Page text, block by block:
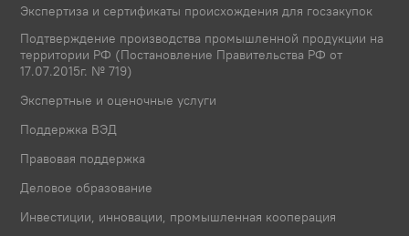
Экспертиза и сертификаты происхождения для госзакупок
Подтверждение производства промышленной продукции на
территории РФ (Постановление Правительства РФ от
17.07.2015г. № 719)
Экспертные и оценочные услуги
Поддержка ВЭД
Правовая поддержка
Деловое образование
Инвестиции, инновации, промышленная кооперация